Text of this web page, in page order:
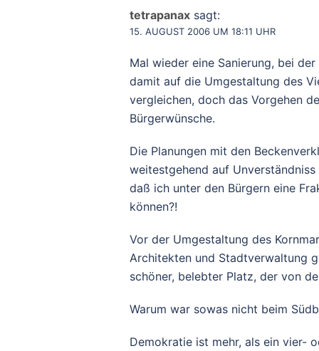
tetrapanax sagt:
15. AUGUST 2006 UM 18:11 UHR
Mal wieder eine Sanierung, bei
damit auf die Umgestaltung des
vergleichen, doch das Vorgehen
Bürgerwünsche.
Die Planungen mit den
weitestgehend auf
daß ich unter den Bürgern eine
können?!
Vor der Umgestaltung des
Architekten und Stadtverwaltung
schöner, belebter Platz, der von
Warum war sowas nicht beim
Demokratie ist mehr, als ein vier-